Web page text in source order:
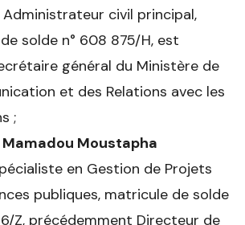
Administrateur civil principal,
solde n° 608 875/H, est
général du Ministère de
et des Relations avec les
;
Moustapha
en Gestion de Projets
publiques, matricule de solde
Z, précédemment Directeur de